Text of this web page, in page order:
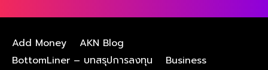
Add Money
AKN Blog
BottomLiner – บทสรุปการลงทุน
Business